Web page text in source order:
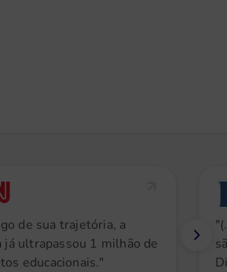
de sua trajetória, a
já ultrapassou 1 milhão de
educacionais."